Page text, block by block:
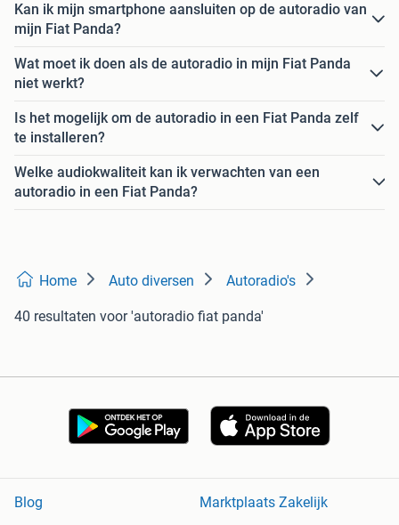
Kan ik mijn smartphone aansluiten op de autoradio van
mijn Fiat Panda?
Wat moet ik doen als de autoradio in mijn Fiat Panda
niet werkt?
Is het mogelijk om de autoradio in een Fiat Panda zelf
te installeren?
Welke audiokwaliteit kan ik verwachten van een
autoradio in een Fiat Panda?
Home Auto diversen Autoradio's
40 resultaten voor 'autoradio fiat panda'
Blog
Marktplaats Zakelijk